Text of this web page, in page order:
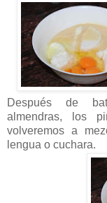
Después de
almendras, los
volveremos a
lengua o cuchara.